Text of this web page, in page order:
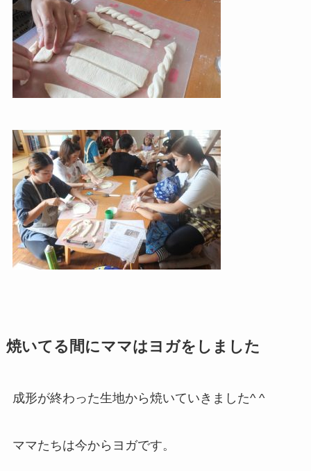
焼いてる間にママはヨガをしました
成形が終わった生地から焼いていきました^ ^
ママたちは今からヨガです。